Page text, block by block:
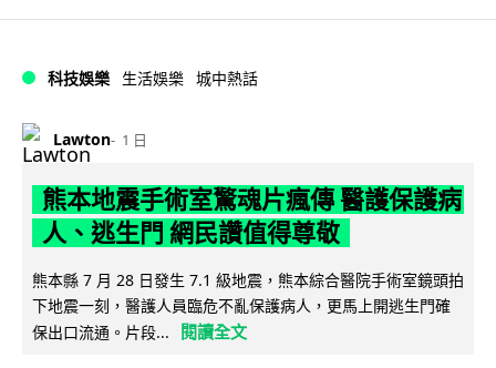
科技娛樂 生活娛樂 城中熱話
Lawton 1 日
熊本地震手術室驚魂片瘋傳 醫護保護病
人、逃生門 網民讚值得尊敬
熊本縣 7 月 28 日發生 7.1 級地震，熊本綜合醫院手術室鏡頭拍
下地震一刻，醫護人員臨危不亂保護病人，更馬上開逃生門確
保出口流通。片段...
閱讀全文